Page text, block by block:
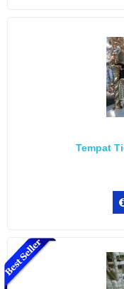
Tempat